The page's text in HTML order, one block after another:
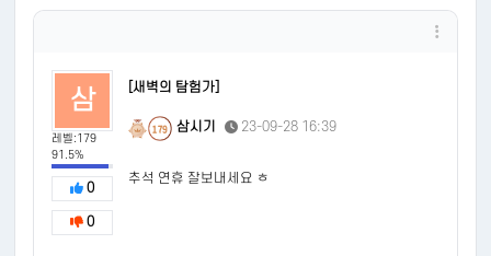
삼
레벨:179
91.5%
0
0
[새벽의 탐험가]
179 삼시기 23-09-28 16:39
추석 연휴 잘보내세요 ㅎ